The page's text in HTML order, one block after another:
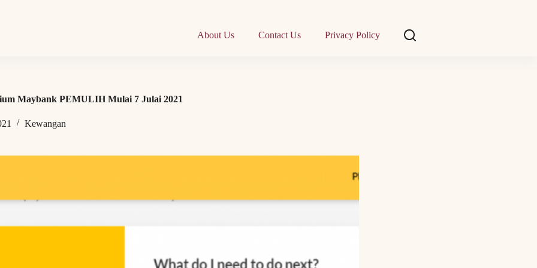
About Us Contact Us Privacy Policy
Maybank PEMULIH Mulai 7 Julai 2021
Kewangan